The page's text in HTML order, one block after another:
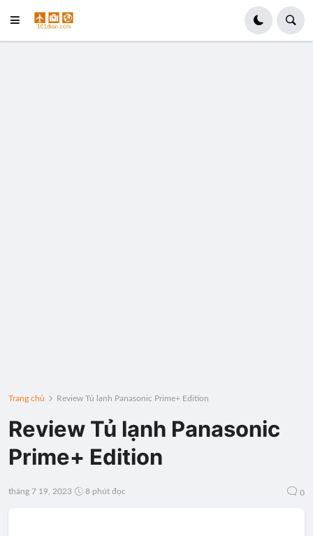
Trang chủ Review Tủ lạnh Panasonic Prime+ Edition
Review Tủ lạnh Panasonic
Prime+ Edition
tháng 7 19, 2023 8 phút đọc 0